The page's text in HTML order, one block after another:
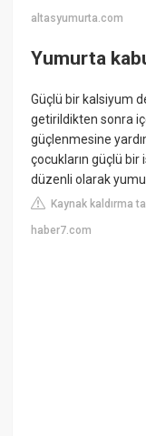
altasyumurta.com
Yumurta
Güçlü bir kalsiyum
getirildikten sonra
güçlenmesine
çocukların güçlü bir
düzenli olarak
Kaynak kaldırma
haber7.com